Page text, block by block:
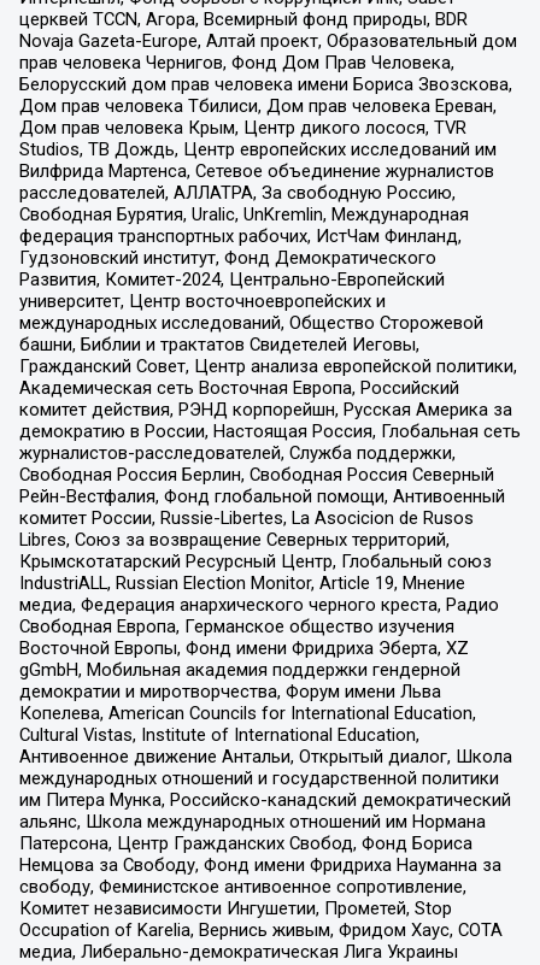
церквей TCCN, Агора, Всемирный фонд природы, BDR
Novaja Gazeta-Europe, Алтай проект, Образовательный дом
прав человека Чернигов, Фонд Дом Прав Человека,
Белорусский дом прав человека имени Бориса Звозскова,
Дом прав человека Тбилиси, Дом прав человека Ереван,
Дом прав человека Крым, Центр дикого лосося, TVR
Studios, ТВ Дождь, Центр европейских исследований им
Вилфрида Мартенса, Сетевое объединение журналистов
расследователей, АЛЛАТРА, За свободную Россию,
Свободная Бурятия, Uralic, UnKremlin, Международная
федерация транспортных рабочих, ИстЧам Финланд,
Гудзоновский институт, Фонд Демократического
Развития, Комитет-2024, Центрально-Европейский
университет, Центр восточноевропейских и
международных исследований, Общество Сторожевой
башни, Библии и трактатов Свидетелей Иеговы,
Гражданский Совет, Центр анализа европейской политики,
Академическая сеть Восточная Европа, Российский
комитет действия, РЭНД корпорейшн, Русская Америка за
демократию в России, Настоящая Россия, Глобальная сеть
журналистов-расследователей, Служба поддержки,
Свободная Россия Берлин, Свободная Россия Северный
Рейн-Вестфалия, Фонд глобальной помощи, Антивоенный
комитет России, Russie-Libertes, La Asocicion de Rusos
Libres, Союз за возвращение Северных территорий,
Крымскотатарский Ресурсный Центр, Глобальный союз
IndustriALL, Russian Election Monitor, Article 19, Мнение
медиа, Федерация анархического черного креста, Радио
Свободная Европа, Германское общество изучения
Восточной Европы, Фонд имени Фридриха Эберта, XZ
gGmbH, Мобильная академия поддержки гендерной
демократии и миротворчества, Форум имени Льва
Копелева, American Councils for International Education,
Cultural Vistas, Institute of International Education,
Антивоенное движение Антальи, Открытый диалог, Школа
международных отношений и государственной политики
им Питера Мунка, Российско-канадский демократический
альянс, Школа международных отношений им Нормана
Патерсона, Центр Гражданских Свобод, Фонд Бориса
Немцова за Свободу, Фонд имени Фридриха Науманна за
свободу, Феминистское антивоенное сопротивление,
Комитет независимости Ингушетии, Прометей, Stop
Occupation of Karelia, Вернись живым, Фридом Хаус, СОТА
медиа, Либерально-демократическая Лига Украины